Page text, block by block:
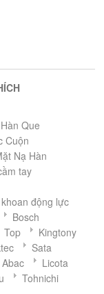
Que
Cuộn
Nạ Hàn
tay
động lực
Bosch
Top
Kingtony
Sata
Abac
Licota
Tohnichi